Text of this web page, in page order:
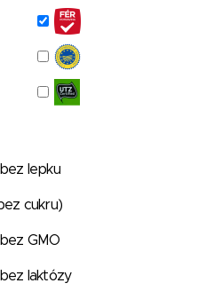
bez lepku
cukru)
bez GMO
bez laktózy